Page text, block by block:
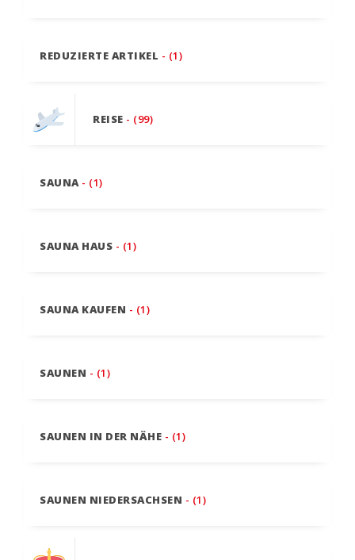
REDUZIERTE ARTIKEL - (1)
REISE - (99)
SAUNA - (1)
SAUNA HAUS - (1)
SAUNA KAUFEN - (1)
SAUNEN - (1)
SAUNEN IN DER NÄHE - (1)
SAUNEN NIEDERSACHSEN - (1)